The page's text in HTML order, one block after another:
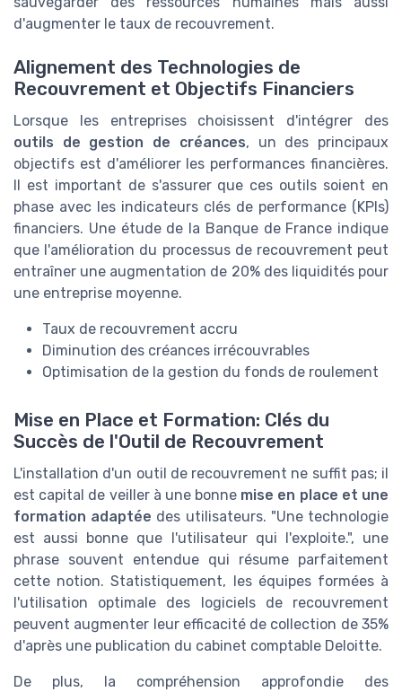
d'augmenter le taux de recouvrement.
Alignement des Technologies de
Recouvrement et Objectifs Financiers
Lorsque les entreprises choisissent d'intégrer des
outils de gestion de créances, un des principaux
objectifs est d'améliorer les performances financières.
Il est important de s'assurer que ces outils soient en
phase avec les indicateurs clés de performance (KPIs)
financiers. Une étude de la Banque de France indique
que l'amélioration du processus de recouvrement peut
entraîner une augmentation de 20% des liquidités pour
une entreprise moyenne.
Taux de recouvrement accru
Diminution des créances irrécouvrables
Optimisation de la gestion du fonds de roulement
Mise en Place et Formation: Clés du
Succès de l'Outil de Recouvrement
L'installation d'un outil de recouvrement ne suffit pas; il
est capital de veiller à une bonne mise en place et une
formation adaptée des utilisateurs. "Une technologie
est aussi bonne que l'utilisateur qui l'exploite.", une
phrase souvent entendue qui résume parfaitement
cette notion. Statistiquement, les équipes formées à
l'utilisation optimale des logiciels de recouvrement
peuvent augmenter leur efficacité de collection de 35%
d'après une publication du cabinet comptable Deloitte.
De plus, la compréhension approfondie des